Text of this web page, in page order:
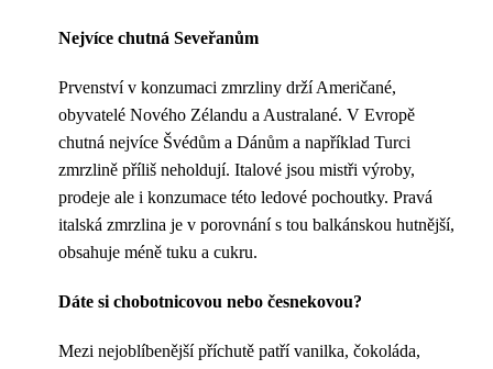
Nejvíce chutná Seveřanům
Prvenství v konzumaci zmrzliny drží Američané,
obyvatelé Nového Zélandu a Australané. V Evropě
chutná nejvíce Švédům a Dánům a například Turci
zmrzlině příliš neholdují. Italové jsou mistři výroby,
prodeje ale i konzumace této ledové pochoutky. Pravá
italská zmrzlina je v porovnání s tou balkánskou hutnější,
obsahuje méně tuku a cukru.
Dáte si chobotnicovou nebo česnekovou?
Mezi nejoblíbenější příchutě patří vanilka, čokoláda,